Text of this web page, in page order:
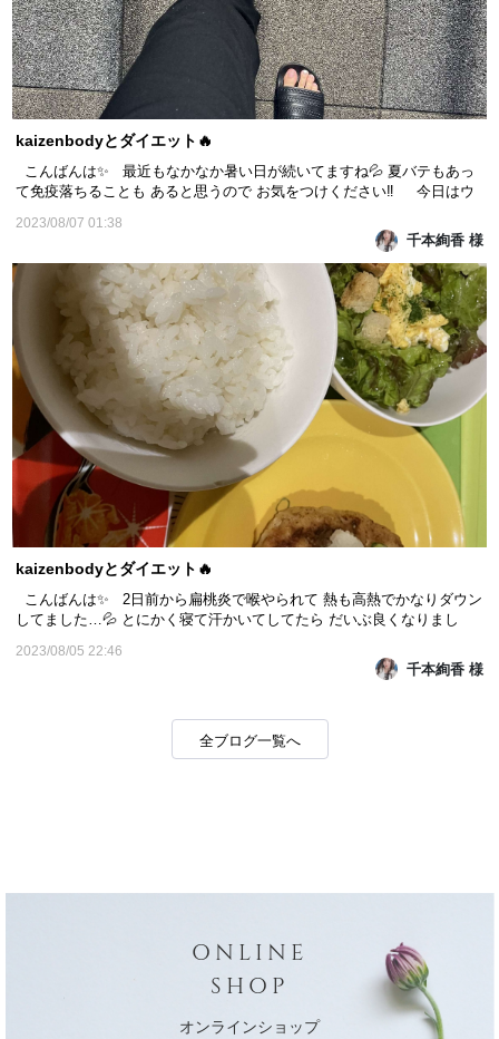
kaizenbodyとダイエット🔥
こんばんは✨ 最近もなかなか暑い日が続いてますね💦 夏バテもあっ
て免疫落ちることも あると思うので お気をつけください‼️ 今日はウ
がら歩いたりしてます！！✨️ 気分転換にもなるので 涼しい時
2023/08/07 01:38
千本絢香 様
kaizenbodyとダイエット🔥
こんばんは✨ 2日前から扁桃炎で喉やられて 熱も高熱でかなりダウン
してました…💦 とにかく寝て汗かいてしてたら だいぶ良くなりまし
ください‼️ 今日は食事のご紹介✨️ 今は喉が痛くて食べ物が入らな
2023/08/05 22:46
千本絢香 様
全ブログ一覧へ
ONLINE
SHOP
オンラインショップ